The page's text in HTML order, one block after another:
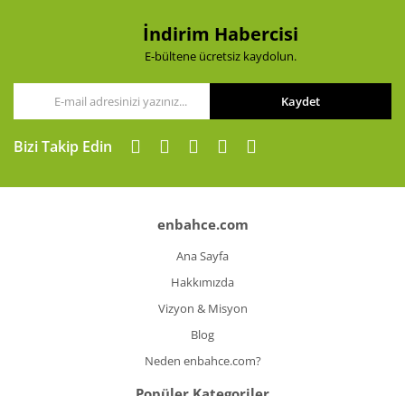
İndirim Habercisi
E-bültene ücretsiz kaydolun.
Kaydet
Bizi Takip Edin
enbahce.com
Ana Sayfa
Hakkımızda
Vizyon & Misyon
Blog
Neden enbahce.com?